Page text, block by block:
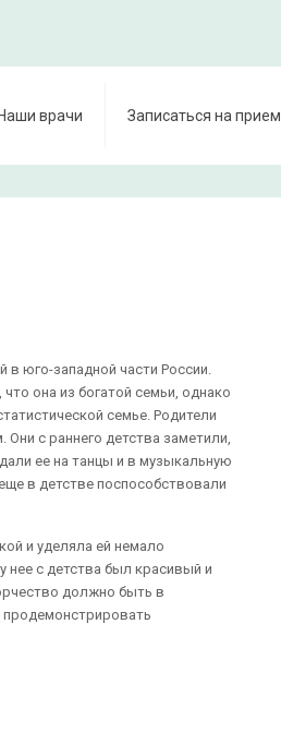
Наши врачи Записаться на прием
юго-западной части России.
она из богатой семьи, однако
семье. Родители
с раннего детства заметили,
ее на танцы и в музыкальную
в детстве поспособствовали
и уделяла ей немало
нее с детства был красивый и
должно быть в
продемонстрировать